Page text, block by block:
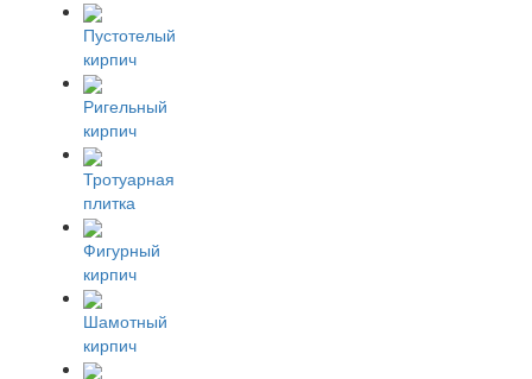
Пустотелый
кирпич
Ригельный
кирпич
Тротуарная
плитка
Фигурный
кирпич
Шамотный
кирпич